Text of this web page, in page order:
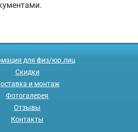
для физ/юр.лиц
Скидки
и монтаж
Фотогалерея
Отзывы
Контакты